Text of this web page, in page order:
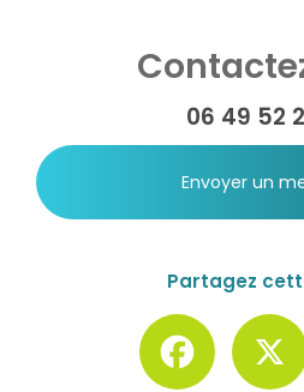
06 49 52
Envoyer un
Partagez
Facebook